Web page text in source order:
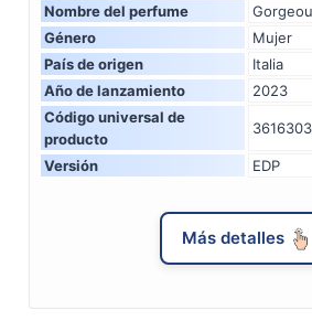
Nombre del perfume
Género
Mujer
País de origen
Italia
Año de lanzamiento
2023
Código universal de
producto
Versión EDP
Más detalles